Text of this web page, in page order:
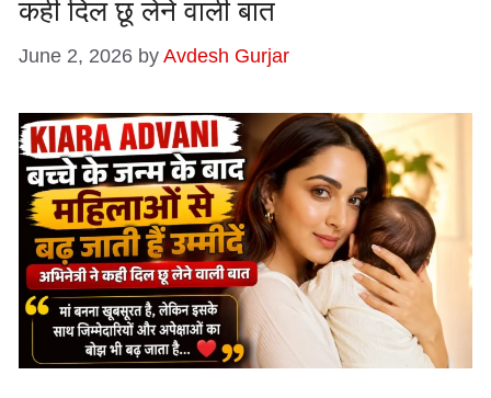
कही दिल छू लेने वाली बात
June 2, 2026 by Avdesh Gurjar